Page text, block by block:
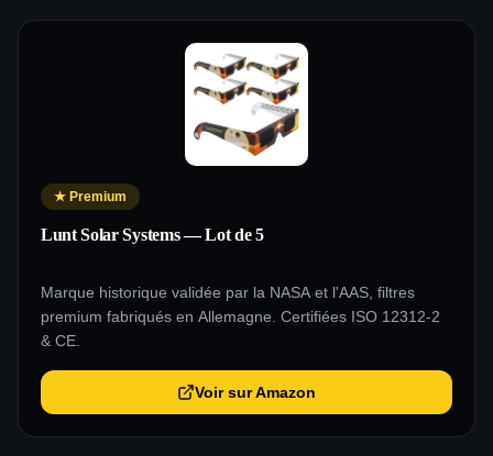
★ Premium
Lunt Solar Systems — Lot de 5
Marque historique validée par la NASA et l'AAS, filtres
premium fabriqués en Allemagne. Certifiées ISO 12312-2
& CE.
Voir sur Amazon